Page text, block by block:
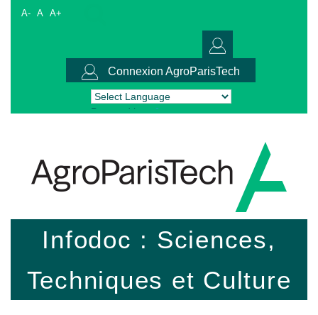
A- A A+
Connexion AgroParisTech
Powered by Translate
Infodoc : Sciences,
Techniques et Culture